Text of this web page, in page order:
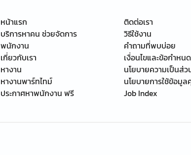
หน้าแรก
บริการหาคน ช่วยจัดการ
พนักงาน
เกี่ยวกับเรา
หางาน
หางานพาร์ทไทม์
ประกาศหาพนักงาน ฟรี
ติดต่อเรา
วิธีใช้งาน
คำถามที่พบบ่อย
เงื่อนไขและข้อกำหนด
นโยบายความเป็นส่
นโยบายการใช้ข้อมู
Job Index